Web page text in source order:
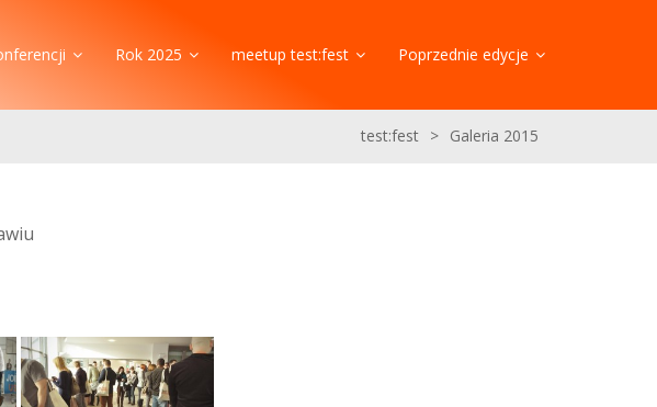
Rok 2025 meetup test:fest Poprzednie edycje
test:fest > Galeria 2015